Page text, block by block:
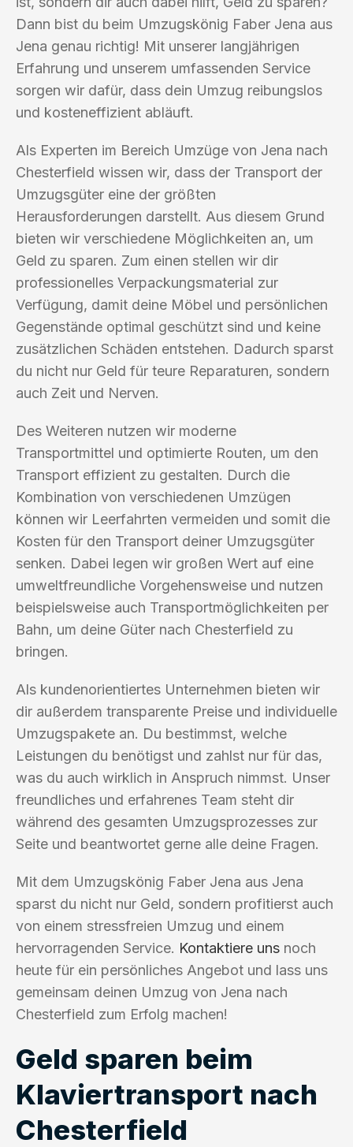
Dann bist du beim Umzugskönig Faber Jena aus
Jena genau richtig! Mit unserer langjährigen
Erfahrung und unserem umfassenden Service
sorgen wir dafür, dass dein Umzug reibungslos
und kosteneffizient abläuft.
Als Experten im Bereich Umzüge von Jena nach
Chesterfield wissen wir, dass der Transport der
Umzugsgüter eine der größten
Herausforderungen darstellt. Aus diesem Grund
bieten wir verschiedene Möglichkeiten an, um
Geld zu sparen. Zum einen stellen wir dir
professionelles Verpackungsmaterial zur
Verfügung, damit deine Möbel und persönlichen
Gegenstände optimal geschützt sind und keine
zusätzlichen Schäden entstehen. Dadurch sparst
du nicht nur Geld für teure Reparaturen, sondern
auch Zeit und Nerven.
Des Weiteren nutzen wir moderne
Transportmittel und optimierte Routen, um den
Transport effizient zu gestalten. Durch die
Kombination von verschiedenen Umzügen
können wir Leerfahrten vermeiden und somit die
Kosten für den Transport deiner Umzugsgüter
senken. Dabei legen wir großen Wert auf eine
umweltfreundliche Vorgehensweise und nutzen
beispielsweise auch Transportmöglichkeiten per
Bahn, um deine Güter nach Chesterfield zu
bringen.
Als kundenorientiertes Unternehmen bieten wir
dir außerdem transparente Preise und individuelle
Umzugspakete an. Du bestimmst, welche
Leistungen du benötigst und zahlst nur für das,
was du auch wirklich in Anspruch nimmst. Unser
freundliches und erfahrenes Team steht dir
während des gesamten Umzugsprozesses zur
Seite und beantwortet gerne alle deine Fragen.
Mit dem Umzugskönig Faber Jena aus Jena
sparst du nicht nur Geld, sondern profitierst auch
von einem stressfreien Umzug und einem
hervorragenden Service. Kontaktiere uns noch
heute für ein persönliches Angebot und lass uns
gemeinsam deinen Umzug von Jena nach
Chesterfield zum Erfolg machen!
Geld sparen beim
Klaviertransport nach
Chesterfield